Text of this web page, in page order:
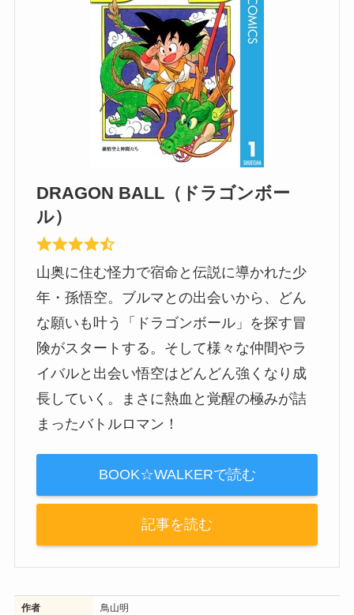
DRAGON BALL（ドラゴンボー
ル）
山奥に住む怪力で宿命と伝説に導かれた少
年・孫悟空。ブルマとの出会いから、どん
な願いも叶う「ドラゴンボール」を探す冒
険がスタートする。そして様々な仲間やラ
イバルと出会い悟空はどんどん強くなり成
長していく。まさに熱血と覚醒の極みが詰
まったバトルロマン！
BOOK☆WALKERで読む
記事を読む
作者 鳥山明